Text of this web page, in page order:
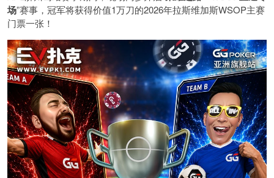
场”赛事，冠军将获得价值1万刀的2026年拉斯维加斯WSOP主赛
门票一张！